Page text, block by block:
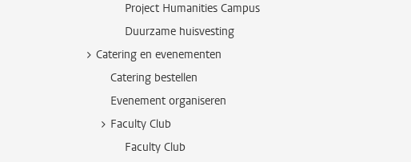
Project Humanities Campus
Duurzame huisvesting
Catering en evenementen
Catering bestellen
Evenement organiseren
Faculty Club
Faculty Club